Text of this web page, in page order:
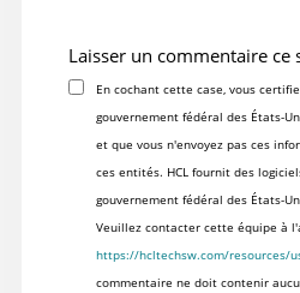
Laisser un commentaire ce
En cochant cette case, vous
gouvernement fédéral des États-
et que vous n'envoyez pas ces
ces entités. HCL fournit des
gouvernement fédéral des États-
Veuillez contacter cette équipe à
https://hcltechsw.com/resources/
commentaire ne doit contenir